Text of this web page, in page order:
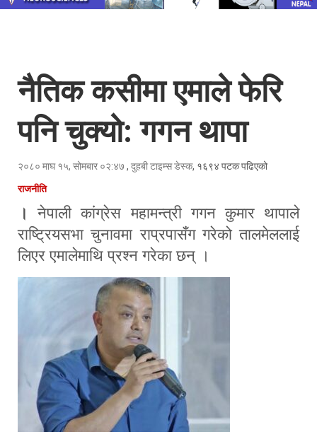
नैतिक कसीमा एमाले फेरि
पनि चुक्यो: गगन थापा
२०८० माघ १५, सोमबार ०२:४७ , दुहबी टाइम्स डेस्क, १६९४ पटक पढिएको
राजनीति
।
नेपाली कांग्रेस महामन्त्री गगन कुमार थापाले
राष्ट्रियसभा चुनावमा राप्रपासँग गरेको तालमेललाई
लिएर एमालेमाथि प्रश्न गरेका छन् ।